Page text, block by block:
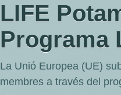
LIFE
Programa
La Unió Europea (UE)
membres a través del